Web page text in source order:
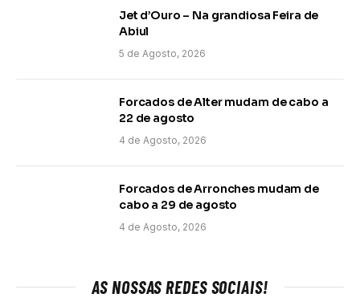
Jet d’Ouro – Na grandiosa Feira de
Abiul
5 de Agosto, 2026
Forcados de Alter mudam de cabo a
22 de agosto
4 de Agosto, 2026
Forcados de Arronches mudam de
cabo a 29 de agosto
4 de Agosto, 2026
AS NOSSAS REDES SOCIAIS!